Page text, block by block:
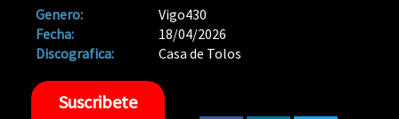
Genero:
Vigo430
Fecha:
18/04/2026
Discografica:
Casa de Tolos
Suscribete